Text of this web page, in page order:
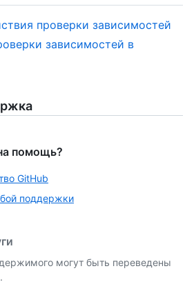
проверки зависимостей
зависимостей в
помощь?
GitHub
поддержки
могут быть переведены